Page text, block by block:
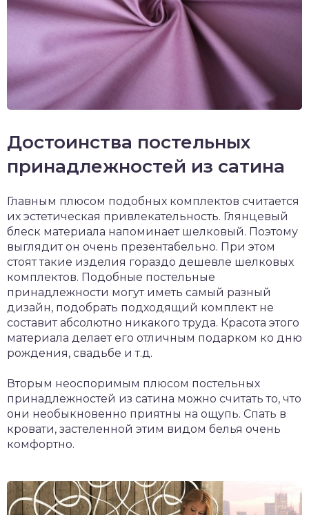
Достоинства постельных
принадлежностей из сатина
Главным плюсом подобных комплектов считается
их эстетическая привлекательность. Глянцевый
блеск материала напоминает шелковый. Поэтому
выглядит он очень презентабельно. При этом
стоят такие изделия гораздо дешевле шелковых
комплектов. Подобные постельные
принадлежности могут иметь самый разный
дизайн, подобрать подходящий комплект не
составит абсолютно никакого труда. Красота этого
материала делает его отличным подарком ко дню
рождения, свадьбе и т.д.
Вторым неоспоримым плюсом постельных
принадлежностей из сатина можно считать то, что
они необыкновенно приятны на ощупь. Спать в
кровати, застеленной этим видом белья очень
комфортно.